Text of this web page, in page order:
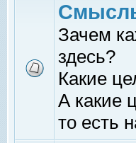
Зачем
здесь?
Какие
А какие
то есть